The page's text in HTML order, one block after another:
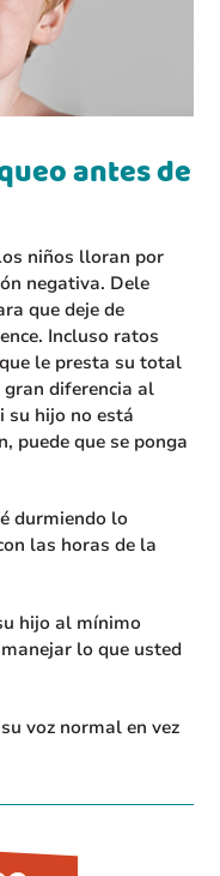
antes de
niños lloran por
negativa. Dele
que deje de
Incluso ratos
le presta su total
gran diferencia al
su hijo no está
puede que se ponga
durmiendo lo
las horas de la
hijo al mínimo
lo que usted
voz normal en vez